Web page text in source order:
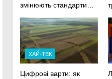
змінюють стандарти
сільськогосподарської
техніки
ХАЙ-ТЕК
Цифрові варти: як